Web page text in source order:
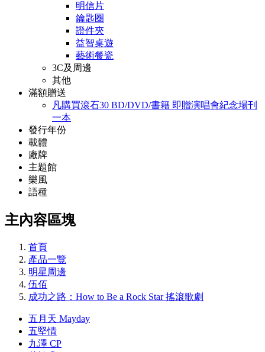
明信片
鑰匙圈
證件夾
益智桌遊
藝術餐瓷
3C及周邊
其他
滿額贈送
凡購買滾石30 BD/DVD/書籍 即贈演唱會紀念場刊
一本
發行年份
載體
廠牌
主題館
樂風
語種
主內容區塊
首頁
產品一覽
明星周邊
伍佰
成功之路：How to Be a Rock Star 搖滾歌劇
五月天 Mayday
五堅情
九澤 CP